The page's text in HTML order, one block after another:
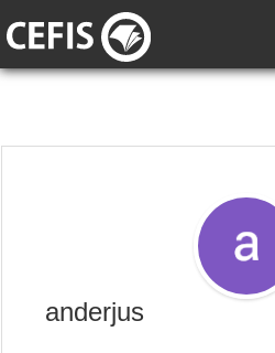
anderjus